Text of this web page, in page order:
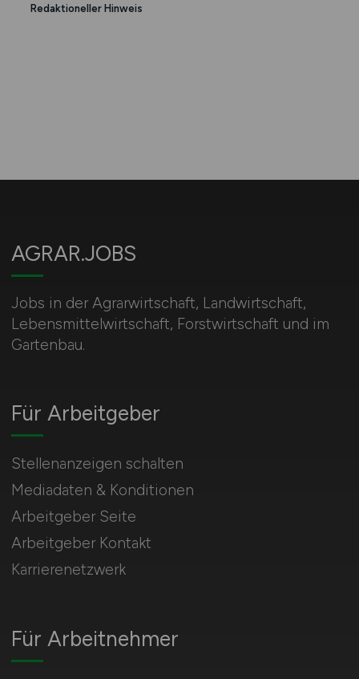
Redaktioneller Hinweis
AGRAR.JOBS
Jobs in der Agrarwirtschaft, Landwirtschaft,
Lebensmittelwirtschaft, Forstwirtschaft und im
Gartenbau.
Für Arbeitnehmer
Für Arbeitgeber
Stellenanzeigen schalten
Mediadaten & Konditionen
Arbeitgeber Seite
Arbeitgeber Kontakt
Karrierenetzwerk